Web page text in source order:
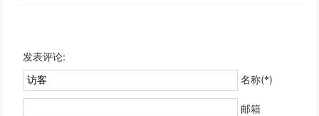
发表评论:
名称(*)
邮箱